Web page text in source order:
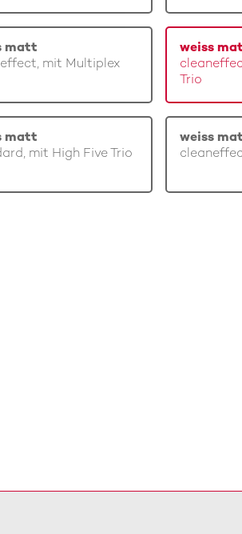
matt
mit Multiplex
weiss
Trio
matt
mit High Five Trio
weiss